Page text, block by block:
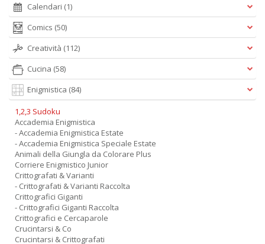
Calendari (1)
Comics (50)
Creatività (112)
Cucina (58)
Enigmistica (84)
1,2,3 Sudoku
Accademia Enigmistica
- Accademia Enigmistica Estate
- Accademia Enigmistica Speciale Estate
Animali della Giungla da Colorare Plus
Corriere Enigmistico Junior
Crittografati & Varianti
- Crittografati & Varianti Raccolta
Crittografici Giganti
- Crittografici Giganti Raccolta
Crittografici e Cercaparole
Crucintarsi & Co
Crucintarsi & Crittografati